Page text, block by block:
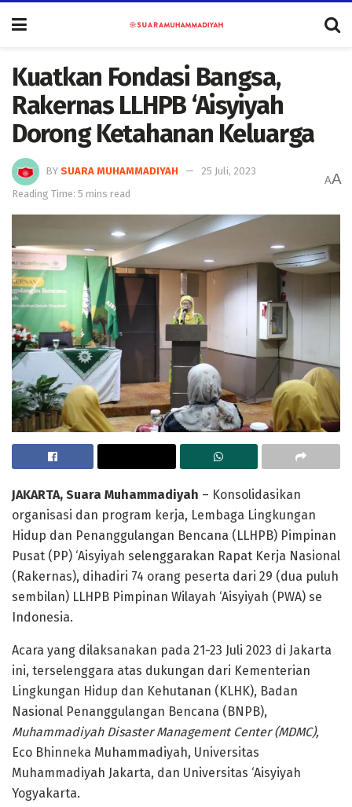
Kuatkan Fondasi Bangsa,
Rakernas LLHPB ‘Aisyiyah
Dorong Ketahanan Keluarga
BY SUARA MUHAMMADIYAH
25 Juli, 2023
Reading Time: 5 mins read
AA
JAKARTA, Suara Muhammadiyah – Konsolidasikan
organisasi dan program kerja, Lembaga Lingkungan
Hidup dan Penanggulangan Bencana (LLHPB) Pimpinan
Pusat (PP) ‘Aisyiyah selenggarakan Rapat Kerja Nasional
(Rakernas), dihadiri 74 orang peserta dari 29 (dua puluh
sembilan) LLHPB Pimpinan Wilayah ‘Aisyiyah (PWA) se
Indonesia.
Acara yang dilaksanakan pada 21-23 Juli 2023 di Jakarta
ini, terselenggara atas dukungan dari Kementerian
Lingkungan Hidup dan Kehutanan (KLHK), Badan
Nasional Penanggulangan Bencana (BNPB),
Muhammadiyah Disaster Management Center (MDMC),
Eco Bhinneka Muhammadiyah, Universitas
Muhammadiyah Jakarta, dan Universitas ‘Aisyiyah
Yogyakarta.